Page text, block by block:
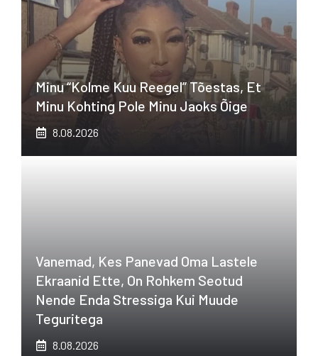
Minu “kolme Kuu Reegel” Tõestas, Et
Minu Kohting Pole Minu Jaoks Õige
8.08.2026
Vanemad, Kes Panevad Oma Lastele
Ekraanid Ette, On Rohkem Seotud
Nende Enda Stressiga Kui Muude
Teguritega
8.08.2026